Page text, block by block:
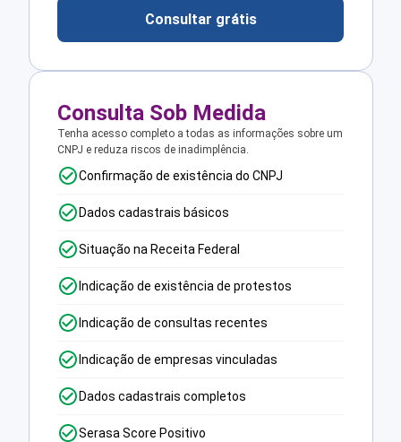
Consultar grátis
Consulta Sob Medida
Tenha acesso completo a todas as informações sobre um
CNPJ e reduza riscos de inadimplência.
Confirmação de existência do CNPJ
Dados cadastrais básicos
Situação na Receita Federal
Indicação de existência de protestos
Indicação de consultas recentes
Indicação de empresas vinculadas
Dados cadastrais completos
Serasa Score Positivo